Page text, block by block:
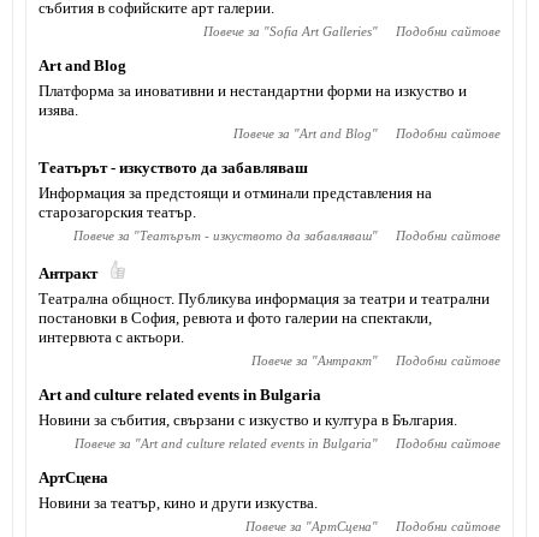
събития в софийските арт галерии.
Повече за "Sofia Art Galleries" Подобни сайтове
Art and Blog
Платформа за иновативни и нестандартни форми на изкуство и
изява.
Повече за "Art and Blog" Подобни сайтове
Театърът - изкуството да забавляваш
Информация за предстоящи и отминали представления на
старозагорския театър.
Повече за "Театърът - изкуството да забавляваш" Подобни сайтове
Антракт
Театрална общност. Публикува информация за театри и театрални
постановки в София, ревюта и фото галерии на спектакли,
интервюта с актьори.
Повече за "Антракт" Подобни сайтове
Art and culture related events in Bulgaria
Новини за събития, свързани с изкуство и култура в България.
Повече за "Art and culture related events in Bulgaria" Подобни сайтове
АртСцена
Новини за театър, кино и други изкуства.
Повече за "АртСцена" Подобни сайтове